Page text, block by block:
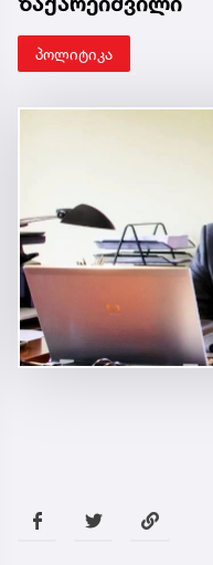
პოლიტიკა